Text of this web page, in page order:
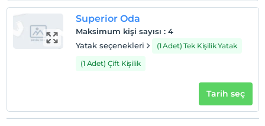
Superior Oda
Maksimum kişi sayısı : 4
Yatak seçenekleri
(1 Adet) Tek Kişilik Yatak
(1 Adet) Çift Kişilik
Tarih seç